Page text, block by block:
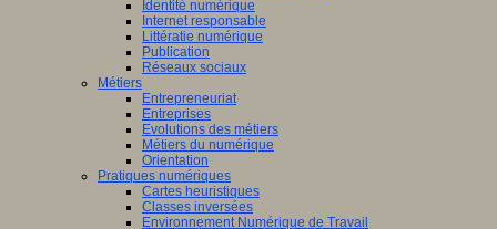
Identité numérique
Internet responsable
Littératie numérique
Publication
Réseaux sociaux
Métiers
Entrepreneuriat
Entreprises
Evolutions des métiers
Métiers du numérique
Orientation
Pratiques numériques
Cartes heuristiques
Classes inversées
Environnement Numérique de Travail